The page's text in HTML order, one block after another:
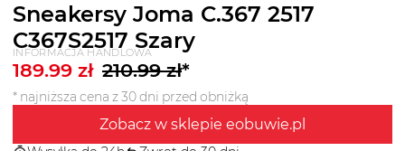
Sneakersy Joma C.367 2517
C367S2517 Szary
INFORMACJA HANDLOWA
189.99 zł 210.99zł*
* najniższa cena z 30 dni przed obniżką
Zobacz w sklepie eobuwie.pl